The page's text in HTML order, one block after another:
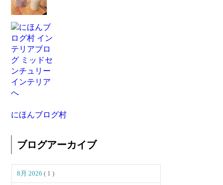
にほんブログ村
ブログアーカイブ
8月 2026( 1 )